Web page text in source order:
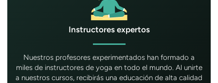
Instructores expertos
Nuestros profesores experimentados han formado a
miles de instructores de yoga en todo el mundo. Al unirte
a nuestros cursos, recibirás una educación de alta calidad